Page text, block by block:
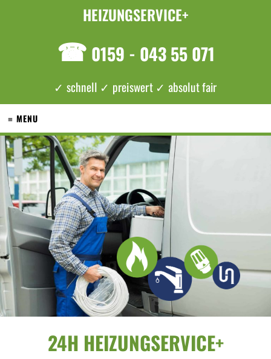
HEIZUNGSERVICE+
☎ 0159 - 043 55 071
✓ schnell ✓ preiswert ✓ absolut fair
≡ MENU
24H HEIZUNGSERVICE+